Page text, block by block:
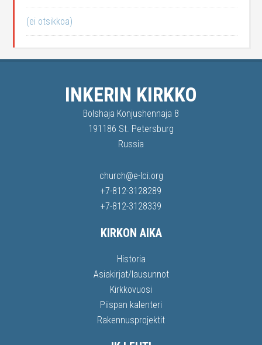
(ei otsikkoa)
INKERIN KIRKKO
Bolshaja Konjushennaja 8
191186 St. Petersburg
Russia
church@e-lci.org
+7-812-3128289
+7-812-3128339
KIRKON AIKA
Historia
Asiakirjat/lausunnot
Kirkkovuosi
Piispan kalenteri
Rakennusprojektit